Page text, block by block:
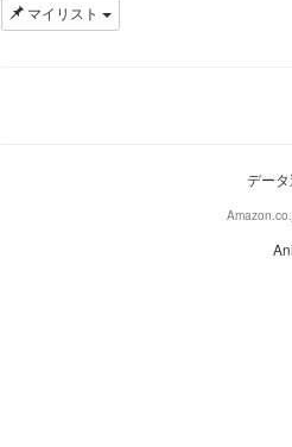
マイリスト
デー